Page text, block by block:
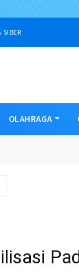
SIBER
OLAHRAGA